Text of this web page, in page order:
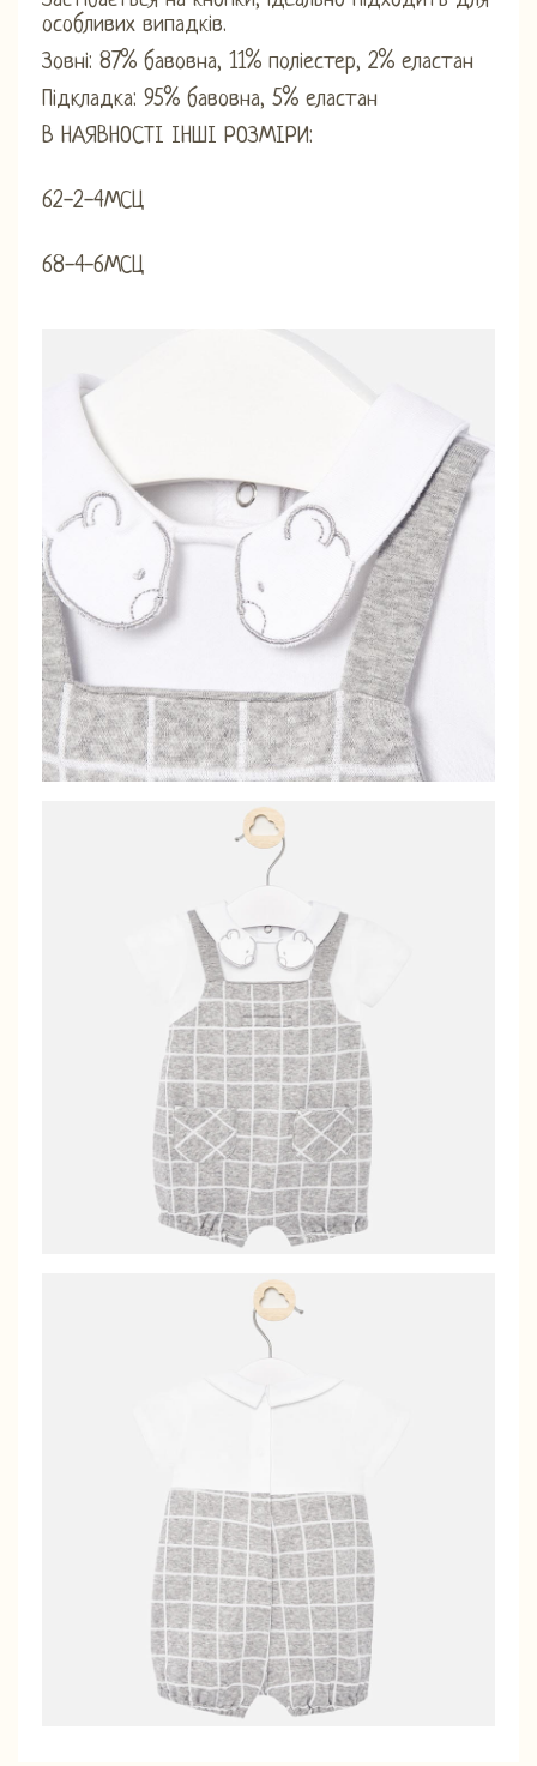
особливих випадків.
Зовні: 87% бавовна, 11% поліестер, 2% еластан
Підкладка: 95% бавовна, 5% еластан
В НАЯВНОСТІ ІНШІ РОЗМІРИ:
62-2-4МСЦ
68-4-6МСЦ